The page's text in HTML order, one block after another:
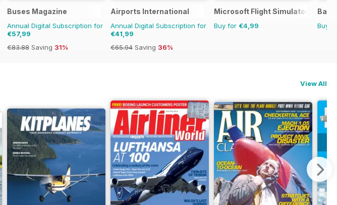
Buses Magazine
Annual Digital Subscription for
€57,99
€83.88 Saving 31%
Airports International
Annual Digital Subscription for
€41,99
€65.94 Saving 36%
Microsoft Flight Simulator 1
Buy for €4,99 Buy
View All